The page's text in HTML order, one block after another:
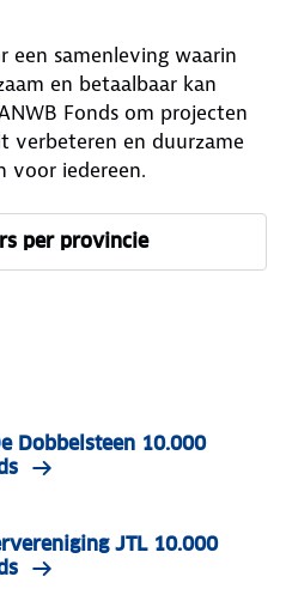
een samenleving waarin
en betaalbaar kan
Fonds om projecten
verbeteren en duurzame
voor iedereen.
per provincie
Dobbelsteen 10.000
JTL 10.000